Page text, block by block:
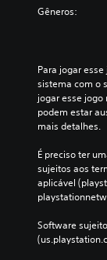
Gêneros:
Para jogar
sistema com o
jogar esse jogo
podem estar
mais detalhes.
É preciso ter
sujeitos aos
aplicável
Software